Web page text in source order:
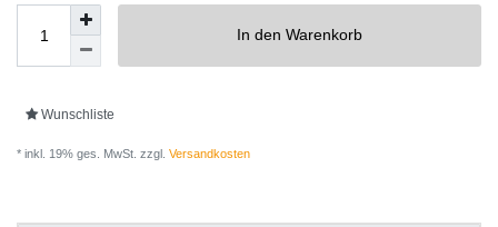
In den Warenkorb
Wunschliste
* inkl. 19% ges. MwSt. zzgl. Versandkosten